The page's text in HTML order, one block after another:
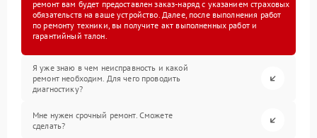
ремонт вам будет предоставлен заказ-наряд с указанием страховых
обязательств на ваше устройство. Далее, после выполнения работ
по ремонту техники, вы получите акт выполненных работ и
гарантийный талон.
Я уже знаю в чем неисправность и какой
ремонт необходим. Для чего проводить
диагностику?
Мне нужен срочный ремонт. Сможете
сделать?